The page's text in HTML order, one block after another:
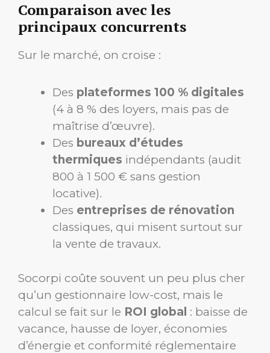
Comparaison avec les
principaux concurrents
Sur le marché, on croise :
Des plateformes 100 % digitales
(4 à 8 % des loyers, mais pas de
maîtrise d’œuvre).
Des bureaux d’études
thermiques indépendants (audit
800 à 1 500 € sans gestion
locative).
Des entreprises de rénovation
classiques, qui misent surtout sur
la vente de travaux.
Socorpi coûte souvent un peu plus cher
qu’un gestionnaire low-cost, mais le
calcul se fait sur le ROI global : baisse de
vacance, hausse de loyer, économies
d’énergie et conformité réglementaire